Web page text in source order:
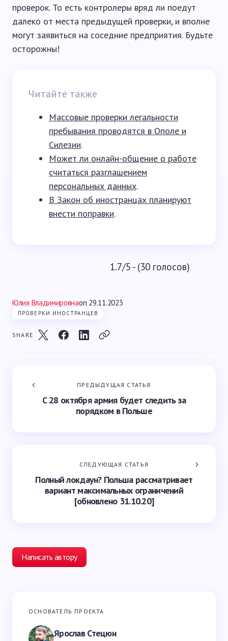
проверок. То есть контролеры вряд ли поедут
далеко от места предыдущей проверки, и вполне
могут заявиться на соседние предприятия. Будьте
осторожны!
Читайте также
Массовые проверки легальности
пребывания проводятся в Ополе и
Силезии.
Может ли онлайн-общение о работе
считаться разглашением
персональных данных.
В Закон об иностранцах планируют
внести поправки.
1.7/5 - (30 голосов)
Юлия Владимировнаon 29.11.2023
ПРОВЕРКИ ИНОСТРАНЦЕВ
SHARE
ПРЕДЫДУЩАЯ СТАТЬЯ
С 28 октября армия будет следить за
порядком в Польше
СЛЕДУЮЩАЯ СТАТЬЯ
Полный локдаун? Польша рассматривает
вариант максимальных ограничений
[обновлено 31.10.20]
Написать автору
Ваш адрес email не будет опубликован.
ОСНОВАТЕЛЬ ПРОЕКТА
Ярослав Стецюн